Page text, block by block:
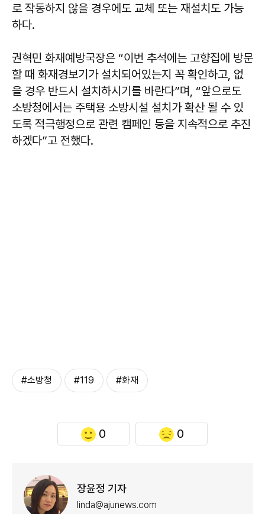
로 작동하지 않을 경우에도 교체 또는 재설치도 가능
하다.
권혁민 화재예방국장은 “이번 추석에는 고향집에 방문
할 때 화재경보기가 설치되어있는지 꼭 확인하고, 없
을 경우 반드시 설치하시기를 바란다”며, “앞으로도
소방청에서는 주택용 소방시설 설치가 확산 될 수 있
도록 적극행정으로 관련 캠페인 등을 지속적으로 추진
하겠다”고 전했다.
#소방청 #119 #화재
0 0
장윤정 기자
linda@ajunews.com